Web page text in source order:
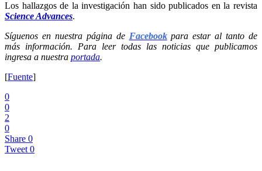
Los hallazgos de la investigación han sido publicados en la revista
Science Advances.
Síguenos en nuestra página de Facebookpara estar al tanto de
más información. Para leer todas las noticias que publicamos
ingresa a nuestra portada.
[Fuente]
0
0
2
0
Share 0
Tweet 0